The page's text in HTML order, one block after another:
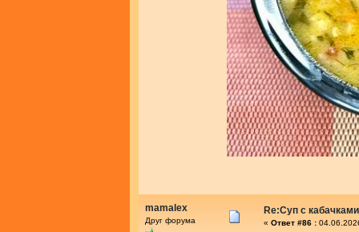
mamalex
Друг форума
Re:Суп с
« Ответ #86 :